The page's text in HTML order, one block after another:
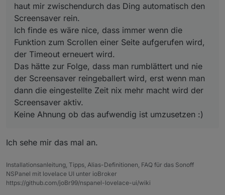
haut mir zwischendurch das Ding automatisch den
Screensaver rein.
Ich finde es wäre nice, dass immer wenn die
Funktion zum Scrollen einer Seite aufgerufen wird,
der Timeout erneuert wird.
Das hätte zur Folge, dass man rumblättert und nie
der Screensaver reingeballert wird, erst wenn man
dann die eingestellte Zeit nix mehr macht wird der
Screensaver aktiv.
Keine Ahnung ob das aufwendig ist umzusetzen :)
Ich sehe mir das mal an.
Installationsanleitung, Tipps, Alias-Definitionen, FAQ für das Sonoff
NSPanel mit lovelace UI unter ioBroker
https://github.com/joBr99/nspanel-lovelace-ui/wiki